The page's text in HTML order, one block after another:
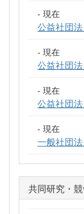
- 現在
公益社団
- 現在
公益社団
- 現在
公益社団
- 現在
一般社団
共同研究・